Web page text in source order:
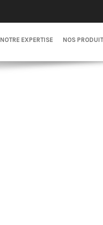
NOTRE EXPERTISE NOS